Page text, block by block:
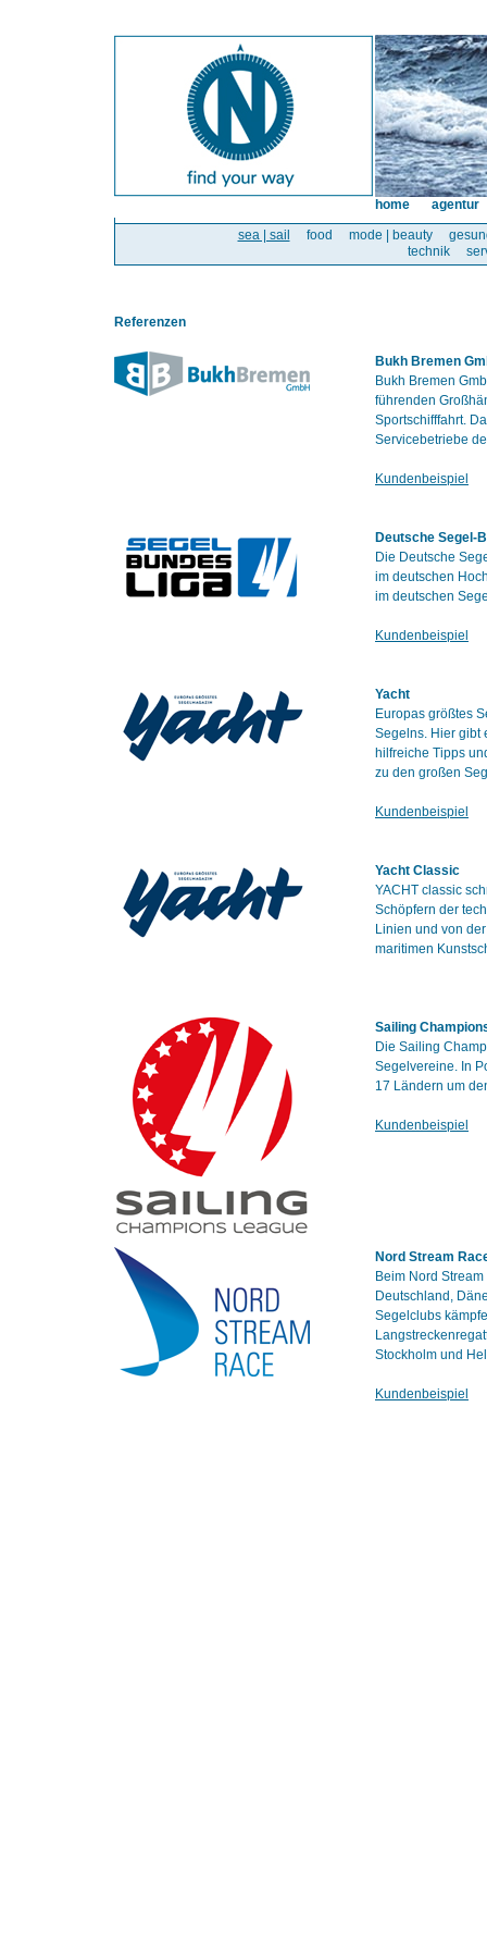
sea | sail food mode | beauty
technik
home agentur
Referenzen
Bukh Bremen
Bukh Bremen
führenden
Sportschifffahrt.
Servicebetriebe
Kundenbeispiel
Deutsche Segel-
Die Deutsche
im deutschen
im deutschen
Kundenbeispiel
Yacht
Europas größtes
Segelns. Hier gibt
hilfreiche Tipps
zu den großen
Kundenbeispiel
Yacht Classic
YACHT classic
Schöpfern der
Linien und von
maritimen
Sailing
Die Sailing
Segelvereine. In
17 Ländern um
Kundenbeispiel
Nord Stream
Beim Nord
Deutschland,
Segelclubs
Stockholm und
Kundenbeispiel